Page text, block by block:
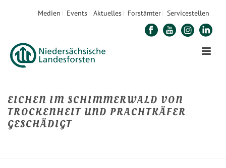
Medien Events Aktuelles Forstämter Servicestellen
EICHEN IM SCHIMMERWALD VON
TROCKENHEIT UND PRACHTKÄFER
GESCHÄDIGT